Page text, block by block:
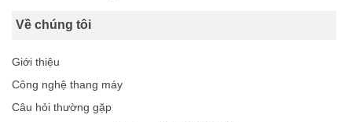
Về chúng tôi
Giới thiệu
Công nghệ thang máy
Câu hỏi thường gặp